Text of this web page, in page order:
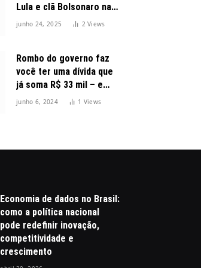
Lula e clã Bolsonaro na
disputa presidencial
junho 24, 2025 2Views
Rombo do governo faz
você ter uma dívida que
já soma R$ 33 mil – e
cresceu 300%
junho 6, 2024 1 Views
Economia de dados no Brasil:
como a política nacional
pode redefinir inovação,
competitividade e
crescimento